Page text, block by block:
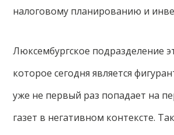
налоговому планированию и
Люксембургское подразделение
которое сегодня является
уже не первый раз попадает на
газет в негативном контексте.